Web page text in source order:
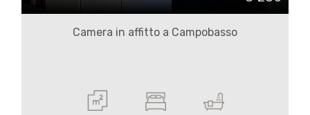
Camera in affitto a Campobasso